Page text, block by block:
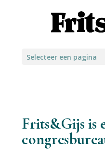
Selecteer een pagina
Frits&Gijs is